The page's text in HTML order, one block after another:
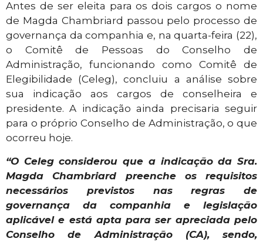
Antes de ser eleita para os dois cargos o nome
de Magda Chambriard passou pelo processo de
governança da companhia e, na quarta-feira (22),
o Comitê de Pessoas do Conselho de
Administração, funcionando como Comitê de
Elegibilidade (Celeg), concluiu a análise sobre
sua indicação aos cargos de conselheira e
presidente. A indicação ainda precisaria seguir
para o próprio Conselho de Administração, o que
ocorreu hoje.
“O Celeg considerou que a indicação da Sra.
Magda Chambriard preenche os requisitos
necessários previstos nas regras de
governança da companhia e legislação
aplicável e está apta para ser apreciada pelo
Conselho de Administração (CA), sendo,